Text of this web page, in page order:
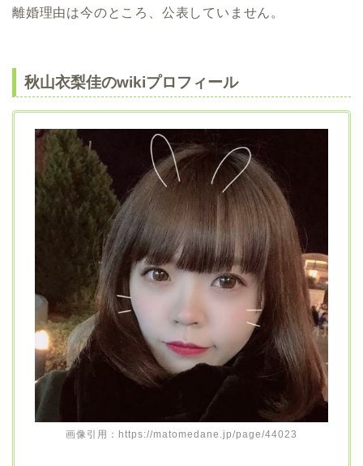
離婚理由は今のところ、公表していません。
秋山衣梨佳のwikiプロフィール
画像引用：https://matomedane.jp/page/44023